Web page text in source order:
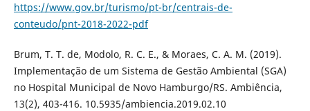
https://www.gov.br/turismo/pt-br/centrais-de-
conteudo/pnt-2018-2022-pdf
Brum, T. T. de, Modolo, R. C. E., & Moraes, C. A. M. (2019).
Implementação de um Sistema de Gestão Ambiental (SGA)
no Hospital Municipal de Novo Hamburgo/RS. Ambiência,
13(2), 403-416. 10.5935/ambiencia.2019.02.10